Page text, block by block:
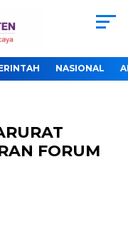
NASIONAL
FORUM